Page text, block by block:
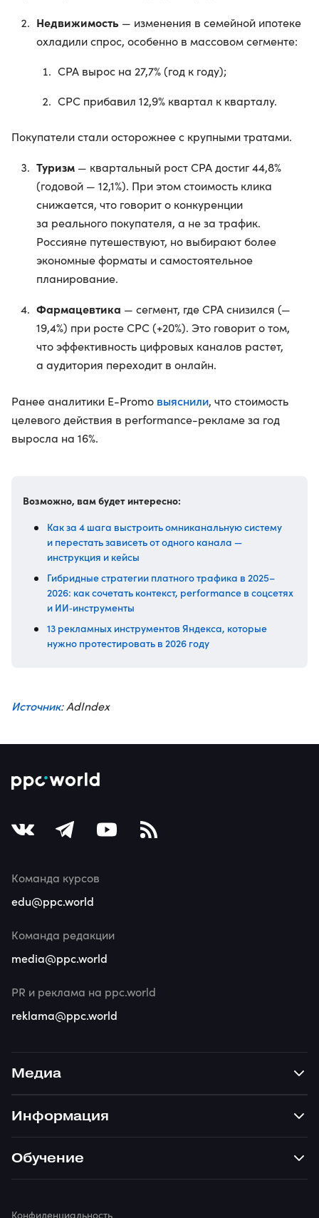
Недвижимость — изменения в семейной ипотеке
охладили спрос, особенно в массовом сегменте:
CPA вырос на 27,7% (год к году);
CPC прибавил 12,9% квартал к кварталу.
Покупатели стали осторожнее с крупными тратами.
Туризм — квартальный рост CPA достиг 44,8%
(годовой — 12,1%). При этом стоимость клика
снижается, что говорит о конкуренции
за реального покупателя, а не за трафик.
Россияне путешествуют, но выбирают более
экономные форматы и самостоятельное
планирование.
Фармацевтика — сегмент, где CPA снизился (—
19,4%) при росте CPC (+20%). Это говорит о том,
что эффективность цифровых каналов растет,
а аудитория переходит в онлайн.
Ранее аналитики E-Promo выяснили, что стоимость
целевого действия в performance-рекламе за год
выросла на 16%.
Возможно, вам будет интересно:
Как за 4 шага выстроить омниканальную систему
и перестать зависеть от одного канала —
инструкция и кейсы
Гибридные стратегии платного трафика в 2025–
2026: как сочетать контекст, performance в соцсетях
и ИИ‑инструменты
13 рекламных инструментов Яндекса, которые
нужно протестировать в 2026 году
Источник: AdIndex
Медиа
Информация
Обучение
Команда курсов
edu@ppc.world
Команда редакции
media@ppc.world
PR и реклама на ppc.world
reklama@ppc.world
Конфиденциальность